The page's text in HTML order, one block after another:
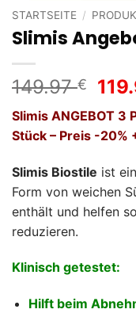
STARTSEITE /
Slimis
149.97€
Slimis ANGEBOT
Stück – Preis -20%
Slimis Biostile ist
Form von weichen
enthält und helfen
reduzieren.
Klinisch getestet:
Hilft beim